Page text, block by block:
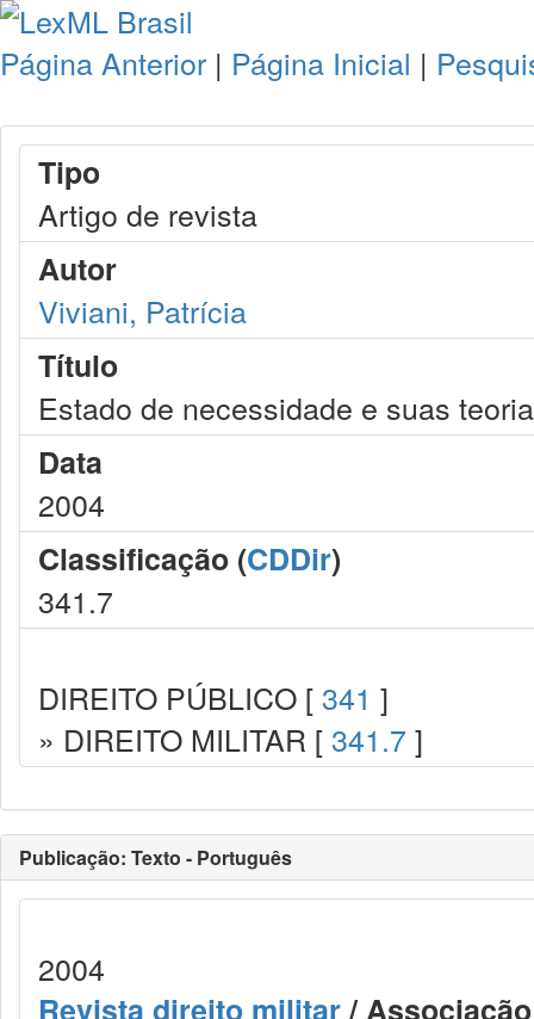
Página Anterior | Página Inicial |
Tipo
Artigo de revista
Autor
Viviani, Patrícia
Título
Estado de necessidade e suas
Data
2004
Classificação (CDDir)
341.7
DIREITO PÚBLICO [ 341 ]
» DIREITO MILITAR [ 341.7 ]
Publicação: Texto - Português
2004
Revista direito militar/